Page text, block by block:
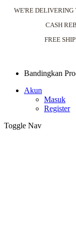
WE'RE DELIVERING
CASH
FREE
Bandingkan
Akun
Masuk
Register
Toggle Nav